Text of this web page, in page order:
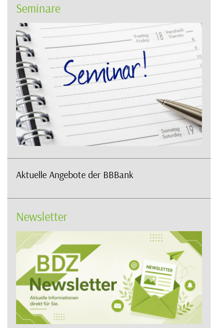
Seminare
Aktuelle Angebote der BBBank
Newsletter